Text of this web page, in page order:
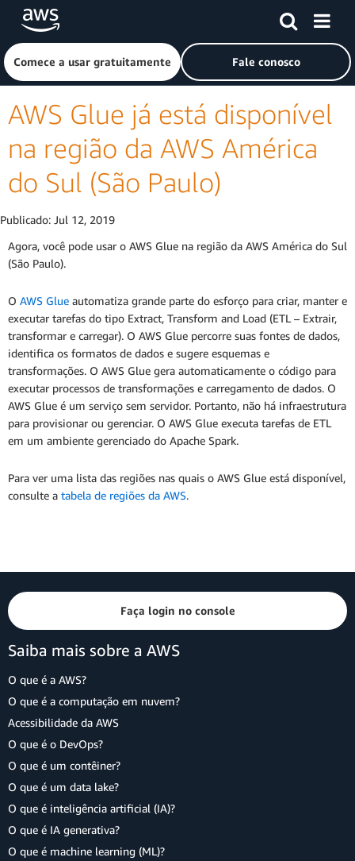
Pular para o conteúdo principal
Clique aqui para voltar à página inicial da Amazon Web
Comece a usar gratuitamente Fale conosco
AWS Glue já está disponível
na região da AWS América
do Sul (São Paulo)
Publicado: Jul 12, 2019
Agora, você pode usar o AWS Glue na região da AWS América do Sul
(São Paulo).
O AWS Glue automatiza grande parte do esforço para criar, manter e
executar tarefas do tipo Extract, Transform and Load (ETL – Extrair,
transformar e carregar). O AWS Glue percorre suas fontes de dados,
identifica os formatos de dados e sugere esquemas e
transformações. O AWS Glue gera automaticamente o código para
executar processos de transformações e carregamento de dados. O
AWS Glue é um serviço sem servidor. Portanto, não há infraestrutura
para provisionar ou gerenciar. O AWS Glue executa tarefas de ETL
em um ambiente gerenciado do Apache Spark.
Para ver uma lista das regiões nas quais o AWS Glue está disponível,
consulte a tabela de regiões da AWS.
Faça login no console
Saiba mais sobre a AWS
O que é a AWS?
O que é a computação em nuvem?
Acessibilidade da AWS
O que é o DevOps?
O que é um contêiner?
O que é um data lake?
O que é inteligência artificial (IA)?
O que é IA generativa?
O que é machine learning (ML)?